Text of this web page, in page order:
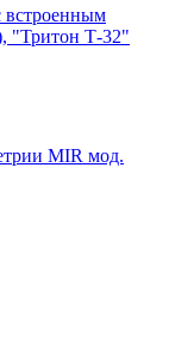
встроенным
"Тритон Т-32"
MIR мод.